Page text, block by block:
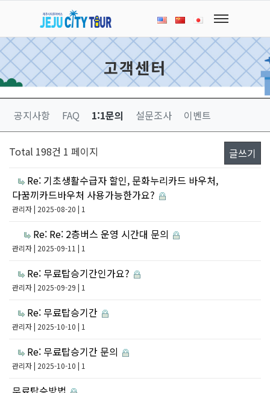
고객센터
공지사항 FAQ 1:1문의 설문조사 이벤트
Total 198건 1 페이지
글쓰기
Re: 기초생활수급자 할인, 문화누리카드 바우처,
다꿈끼카드바우처 사용가능한가요?
관리자| 2025-08-20 | 1
Re: Re: 2층버스 운영 시간대 문의
관리자| 2025-09-11 | 1
Re: 무료탑승기간인가요?
관리자| 2025-09-29 | 1
Re: 무료탑승기간
관리자| 2025-10-10 | 1
Re: 무료탑승기간 문의
관리자| 2025-10-10 | 1